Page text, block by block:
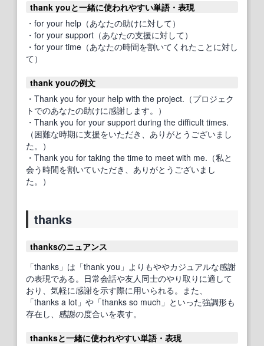
thank youと一緒に使われやすい単語・表現
・for your help（あなたの助けに対して）
・for your support（あなたの支援に対して）
・for your time（あなたの時間を割いてくれたことに対し
て）
thank youの例文
・Thank you for your help with the project.（プロジェク
トでのあなたの助けに感謝します。）
・Thank you for your support during the difficult times.
（困難な時期に支援をいただき、ありがとうございまし
た。）
・Thank you for taking the time to meet with me.（私と
会う時間を割いていただき、ありがとうございまし
た。）
thanks
thanksのニュアンス
「thanks」は「thank you」よりもややカジュアルな感謝
の表現である。日常会話や友人同士のやり取りに適して
おり、気軽に感謝を示す際に用いられる。また、
「thanks a lot」や「thanks so much」といった強調形も
存在し、感謝の度合いを表す。
thanksと一緒に使われやすい単語・表現